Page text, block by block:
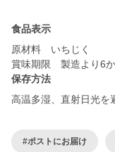
食品表示
原材料 いちじく
賞味期限 製造より6か
保存方法
#ポストにお届け